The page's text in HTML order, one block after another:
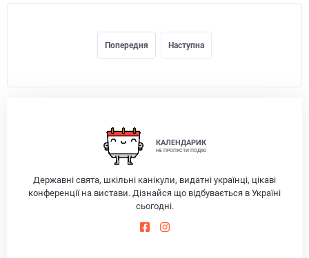
Попередня Наступна
КАЛЕНДАРИК
НЕ ПРОПУСТИ ПОДІЮ
Державні свята, шкільні канікули, видатні українці, цікаві
конференції на вистави. Дізнайся що відбувається в Україні
сьогодні.